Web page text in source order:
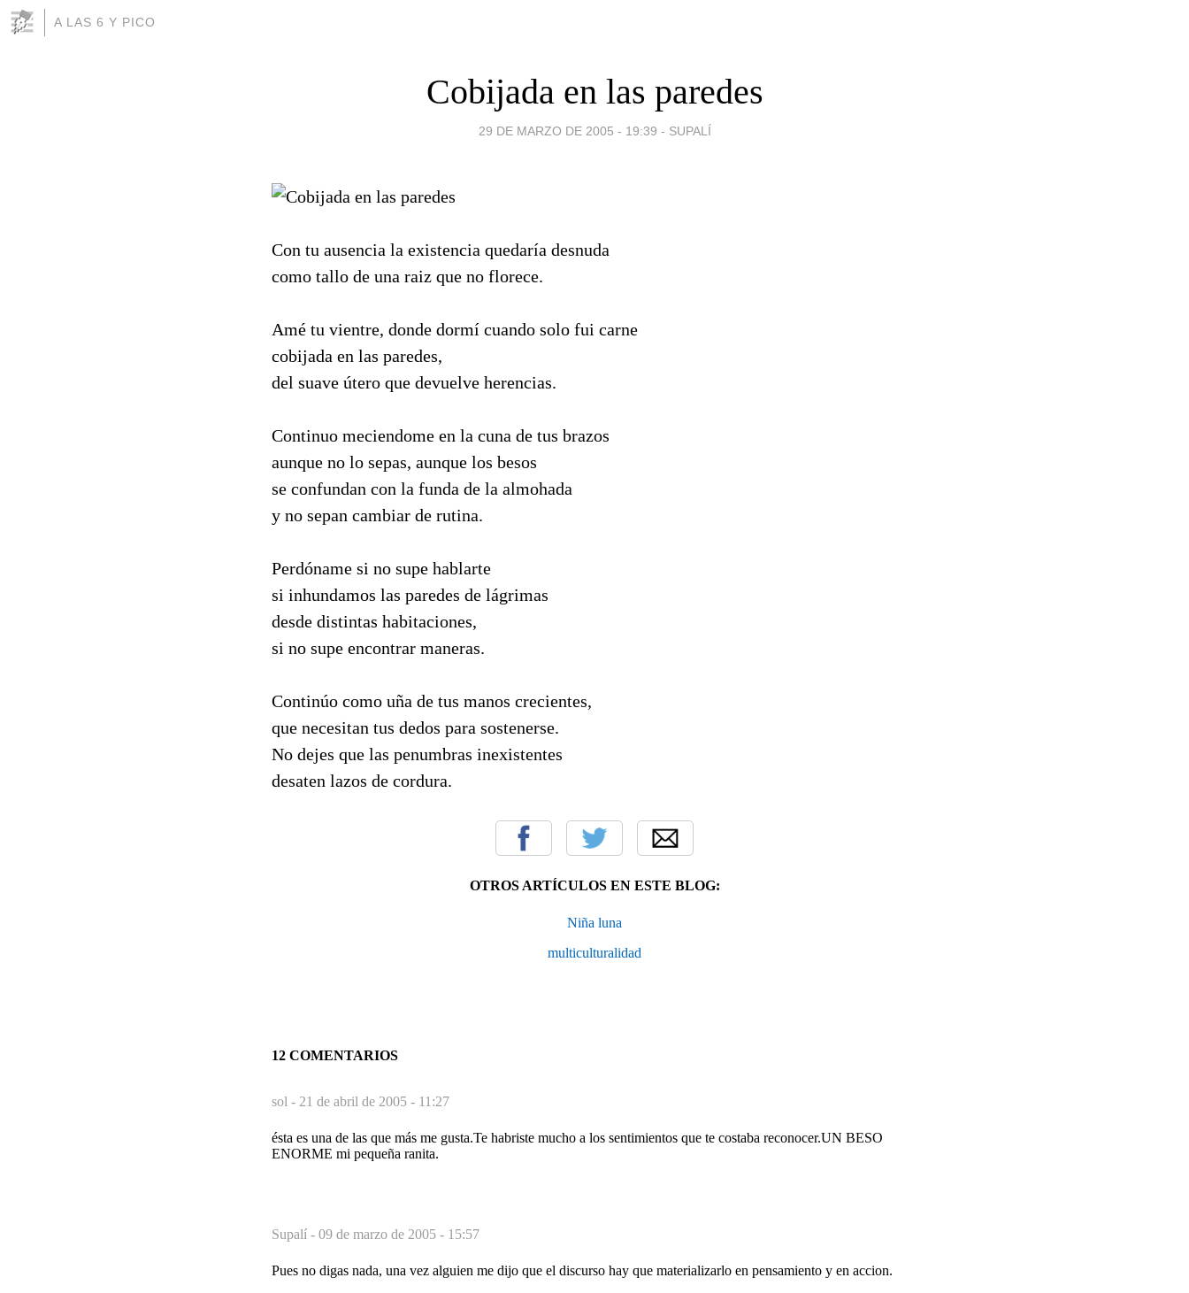
A LAS 6 Y PICO
Cobijada en las paredes
29 DE MARZO DE 2005 - 19:39 - SUPALÍ
Con tu ausencia la existencia quedaría desnuda
como tallo de una raiz que no florece.
Amé tu vientre, donde dormí cuando solo fui carne
cobijada en las paredes,
del suave útero que devuelve herencias.
Continuo meciendome en la cuna de tus brazos
aunque no lo sepas, aunque los besos
se confundan con la funda de la almohada
y no sepan cambiar de rutina.
Perdóname si no supe hablarte
si inhundamos las paredes de lágrimas
desde distintas habitaciones,
si no supe encontrar maneras.
Continúo como uña de tus manos crecientes,
que necesitan tus dedos para sostenerse.
No dejes que las penumbras inexistentes
desaten lazos de cordura.
OTROS ARTÍCULOS EN ESTE BLOG:
Niña luna
multiculturalidad
12 COMENTARIOS
sol - 21 de abril de 2005 - 11:27
ésta es una de las que más me gusta.Te habriste mucho a los sentimientos que te costaba reconocer.UN BESO
ENORME mi pequeña ranita.
Supalí - 09 de marzo de 2005 - 15:57
Pues no digas nada, una vez alguien me dijo que el discurso hay que materializarlo en pensamiento y en accion.